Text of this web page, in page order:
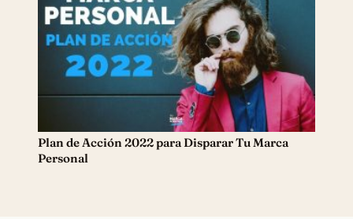
Plan de Acción 2022 para Disparar Tu Marca
Personal